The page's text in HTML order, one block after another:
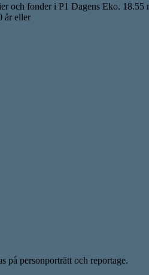
och fonder i P1 Dagens Eko.
år eller
på personporträtt och reportage.